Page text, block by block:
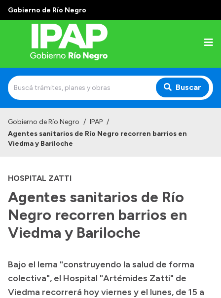
Gobierno de Río Negro
Buscar
Institucional
Autoridades
Alumnos
Docentes y Capacitadores
Delegaciones
Accesos directos
Gobierno de Río Negro / IPAP /
Agentes sanitarios de Río Negro recorren barrios en
Viedma y Bariloche
HOSPITAL ZATTI
Agentes sanitarios de Río
Negro recorren barrios en
Viedma y Bariloche
Bajo el lema "construyendo la salud de forma
colectiva", el Hospital "Artémides Zatti" de
Viedma recorrerá hoy viernes y el lunes, de 15 a